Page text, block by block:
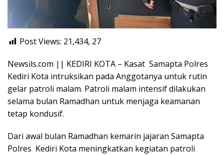
Post Views: 21,434, 27
Newsils.com || KEDIRI KOTA – Kasat Samapta Polres
Kediri Kota intruksikan pada Anggotanya untuk rutin
gelar patroli malam. Patroli malam intensif dilakukan
selama bulan Ramadhan untuk menjaga keamanan
tetap kondusif.
Dari awal bulan Ramadhan kemarin jajaran Samapta
Polres Kediri Kota meningkatkan kegiatan patroli